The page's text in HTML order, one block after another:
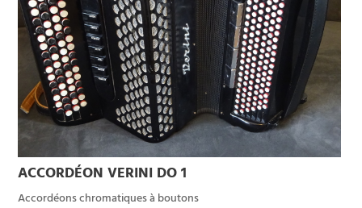
ACCORDÉON VERINI DO 1
Accordéons chromatiques à boutons